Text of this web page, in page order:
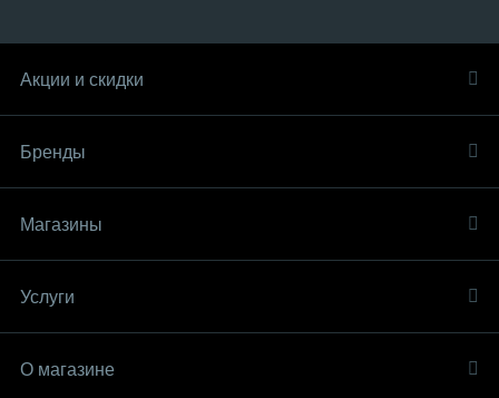
Акции и скидки
Бренды
Магазины
Услуги
О магазине